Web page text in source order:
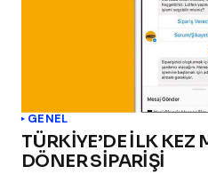
GENEL
TÜRKİYE’DE İLK KEZ
DÖNER SİPARİŞİ